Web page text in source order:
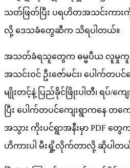
သတ်ဖြတ်ပြီး ပရဟိတအသင်းကာ
လို့ ဒေသခံတွေဆီက သိရပါတယ်။
အသတ်ခံရသူတွေက ဓမ္မပီယ လူမှုကူ
အသင်းဝင် ဦးဇော်မင်း၊ ပေါက်တပင်
မျိုးတင့်နဲ့ ပြည်ခိုင်ဖြိုးပါတီ၊ ရပ်/ကျေ
ပြီး ပေါက်တပင်ကျေးရွာကနေ တ
အသွား ကိုးပင်ရွာအနီးမှာ PDF တွ
ဟိကားပါ မီးရှို့လိုက်တာလို့ ဆိုပါတ